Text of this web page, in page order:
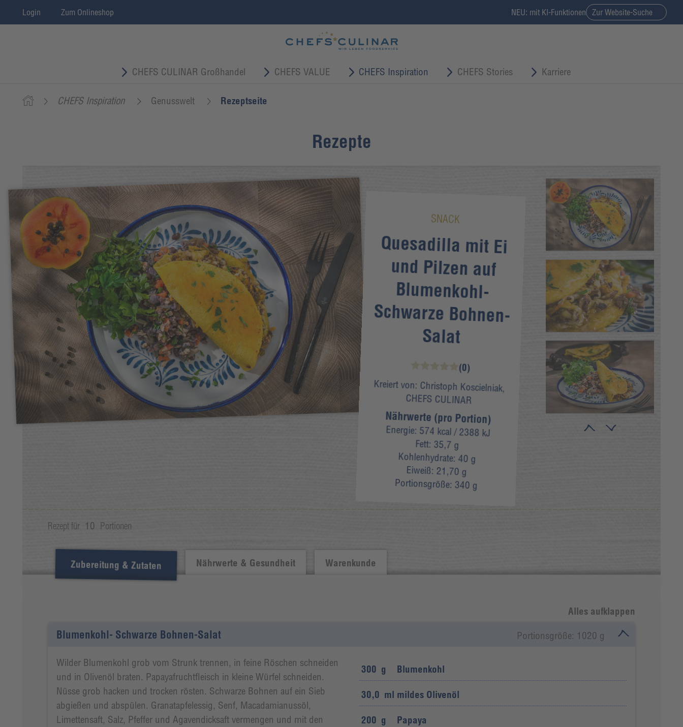
Login Zum Onlineshop NEU: mit KI-Funktionen Zur Website-Suche
CHEFS CULINAR Großhandel CHEFS VALUE CHEFS Inspiration CHEFS Stories Karriere
CHEFS Inspiration Genusswelt Rezeptseite
Rezepte
SNACK
Quesadilla mit Ei
und Pilzen auf
Blumenkohl-
Schwarze Bohnen-
Salat
(0)
Kreiert von: Christoph Koscielniak,
CHEFS CULINAR
Nährwerte (pro Portion)
Energie: 574 kcal/ 2388 kJ
Fett: 35,7 g
Kohlenhydrate: 40 g
Eiweiß: 21,70 g
Portionsgröße: 340 g
Rezept für 10 Portionen
Zubereitung & Zutaten Nährwerte & Gesundheit Warenkunde
Alles aufklappen
Blumenkohl- Schwarze Bohnen-Salat Portionsgröße: 1020 g
300 g Blumenkohl
30,0 ml mildes Olivenöl
200 g Papaya
Wilder Blumenkohl grob vom Strunk trennen, in feine Röschen schneiden
und in Olivenöl braten. Papayafruchtfleisch in kleine Würfel schneiden.
Nüsse grob hacken und trocken rösten. Schwarze Bohnen auf ein Sieb
abgießen und abspülen. Granatapfelessig, Senf, Macadamianussöl,
Limettensaft, Salz, Pfeffer und Agavendicksaft vermengen und mit den